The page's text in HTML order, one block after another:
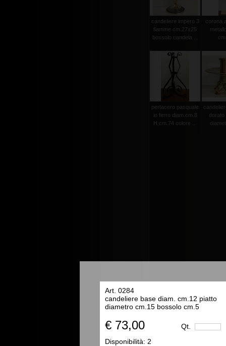
Art. 0284
candeliere base diam. cm.12 piatto
diametro cm.15 bossolo cm.5
€ 73,00 Qt.
Disponibilità: 2
candeliere impero 3
fiamme cm.27x25
bossolo candela ...
corona
pertacero pasquale
in ferro diam.cm.8
H.cm.74 colore ...